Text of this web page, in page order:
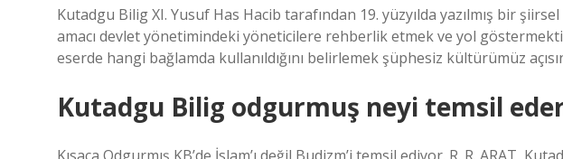
Kutadgu Bilig XI. Yusuf Has Hacib tarafından 19. yüzyılda yazılmış bir
amacı devlet yönetimindeki yöneticilere rehberlik etmek ve yol
eserde hangi bağlamda kullanıldığını belirlemek şüphesiz kültürümüz
Kutadgu Bilig odgurmuş neyi temsil